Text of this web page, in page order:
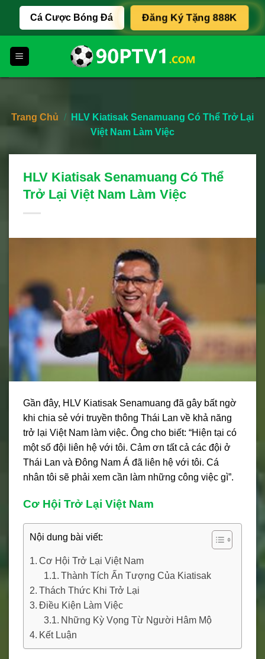
content
Cá Cược Bóng Đá Đăng Ký Tặng 888K
Trang Chủ /
HLV Kiatisak Senamuang Có Thể Trở Lại
Việt Nam Làm Việc
HLV Kiatisak Senamuang Có Thể
Trở Lại Việt Nam Làm Việc
Gần đây, HLV Kiatisak Senamuang đã gây bất ngờ
khi chia sẻ với truyền thông Thái Lan về khả năng
trở lại Việt Nam làm việc. Ông cho biết: “Hiện tại có
một số đội liên hệ với tôi. Cảm ơn tất cả các đội ở
Thái Lan và Đông Nam Á đã liên hệ với tôi. Cá
nhân tôi sẽ phải xem cần làm những công việc gì”.
Cơ Hội Trở Lại Việt Nam
Nội dung bài viết:
Cơ Hội Trở Lại Việt Nam
Thành Tích Ấn Tượng Của Kiatisak
Thách Thức Khi Trở Lại
Điều Kiện Làm Việc
Những Kỳ Vọng Từ Người Hâm Mộ
Kết Luận